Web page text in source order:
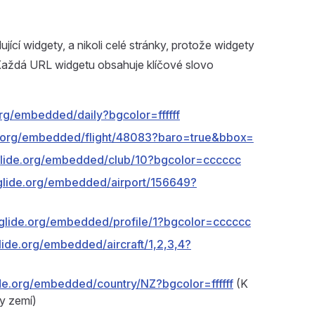
widgety, a nikoli celé stránky, protože widgety
URL widgetu obsahuje klíčové slovo
embedded/daily?bgcolor=ffffff
embedded/flight/48083?baro=true&bbox=
embedded/club/10?bgcolor=cccccc
embedded/airport/156649?
embedded/profile/1?bgcolor=cccccc
embedded/aircraft/1,2,3,4?
embedded/country/NZ?bgcolor=ffffff (K
zemí)